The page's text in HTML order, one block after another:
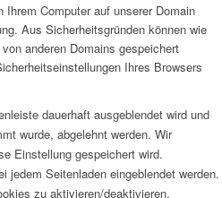
Computer auf unserer Domain
Aus Sicherheitsgründen können wie
anderen Domains gespeichert
Ihres Browsers
dauerhaft ausgeblendet wird und
wurde, abgelehnt werden. Wir
Einstellung gespeichert wird.
jedem Seitenladen eingeblendet werden.
zu aktivieren/deaktivieren.